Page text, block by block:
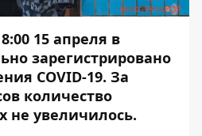
15 апреля в
зарегистрировано
COVID-19. За
количество
не увеличилось.